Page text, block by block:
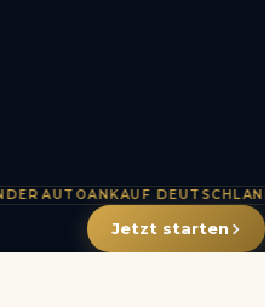
DEUTSCHLANDWEIT
Jetzt starten